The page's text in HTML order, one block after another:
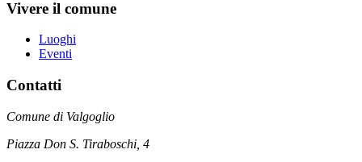
Vivere il comune
Luoghi
Eventi
Contatti
Comune di Valgoglio
Piazza Don S. Tiraboschi, 4